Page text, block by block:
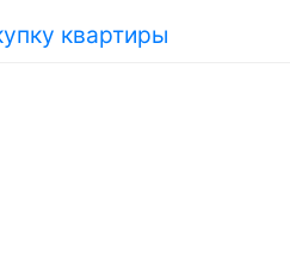
квартиры